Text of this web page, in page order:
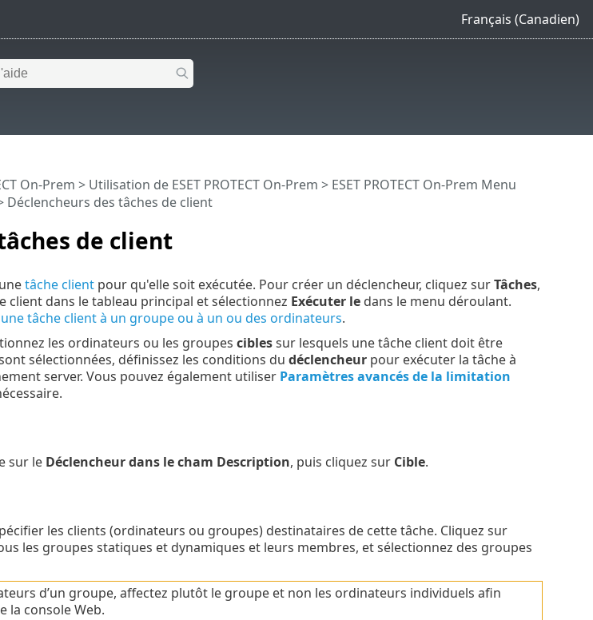
Français (Canadien)
de client
On-Prem > Utilisation de ESET PROTECT On-Prem > ESET PROTECT On-Prem Menu
Déclencheurs des tâches de client
tâche clientpour qu'elle soit exécutée. Pour créer un déclencheur, cliquez surTâches,
client dans le tableau principal et sélectionnez Exécuter ledans le menu déroulant.
tâche client à un groupe ou à un ou des ordinateurs.
les ordinateurs ou les groupes ciblessur lesquels une tâche client doit être
sélectionnées, définissez les conditions du déclencheur pour exécuter la tâche à
server. Vous pouvez également utiliser Paramètres avancés de la limitation
sur le Déclencheur dans le cham Description, puis cliquez sur Cible.
les clients (ordinateurs ou groupes) destinataires de cette tâche. Cliquez sur
les groupes statiques et dynamiques et leurs membres, et sélectionnez des groupes
d’un groupe, affectez plutôt le groupe et non les ordinateurs individuels afin
la console Web.